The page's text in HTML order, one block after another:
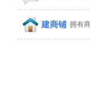
建商铺 拥有